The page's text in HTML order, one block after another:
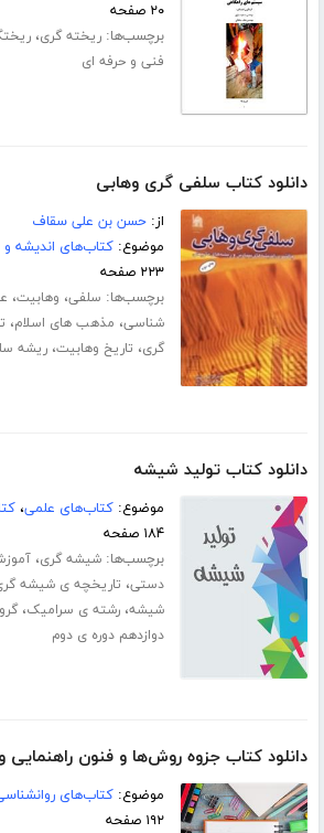
۲۰ صفحه
برچسب‌ها:ریخته گری،
فنی و حرفه ای
دانلود کتاب سلفی‌ گری وهابی
از:حسن بن علی سقاف
موضوع:کتاب‌های اندیشه
۲۲۳ صفحه
برچسب‌ها: سلفی، وهابیت،
شناسی، مذهب های اسلام،
گری، تاریخ وهابیت،ریشه
دانلود کتاب تولید شیشه
موضوع:کتاب‌های علمی،
۱۸۴ صفحه
برچسب‌ها:شیشه گری،
دستی، تاریخچه ی شیشه
شیشه،رشته ی سرامیک،
دوازدهم دوره ی دوم
دانلود کتاب جزوه روش‌ها و فنون راهنمایی
موضوع:کتاب‌های
۱۹۲ صفحه